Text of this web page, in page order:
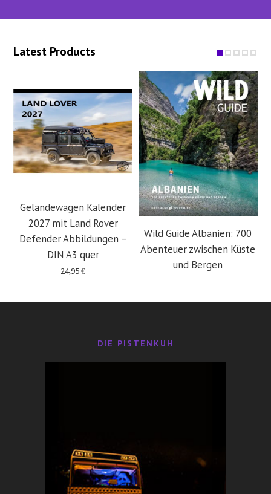
Latest Products
Geländewagen Kalender
2027 mit Land Rover
Defender Abbildungen –
DIN A3 quer
24,95€
Wild Guide Albanien: 700
Abenteuer zwischen Küste
und Bergen
DIE PISTENKUH